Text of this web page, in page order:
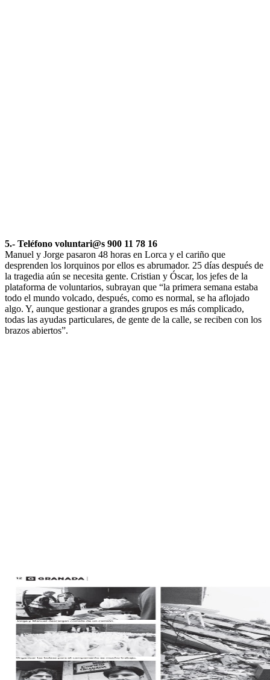
5.- Teléfono voluntari@s 900 11 78 16
Manuel y Jorge pasaron 48 horas en Lorca y el cariño que
desprenden los lorquinos por ellos es abrumador. 25 días después de
la tragedia aún se necesita gente. Cristian y Óscar, los jefes de la
plataforma de voluntarios, subrayan que “la primera semana estaba
todo el mundo volcado, después, como es normal, se ha aflojado
algo. Y, aunque gestionar a grandes grupos es más complicado,
todas las ayudas particulares, de gente de la calle, se reciben con los
brazos abiertos”.